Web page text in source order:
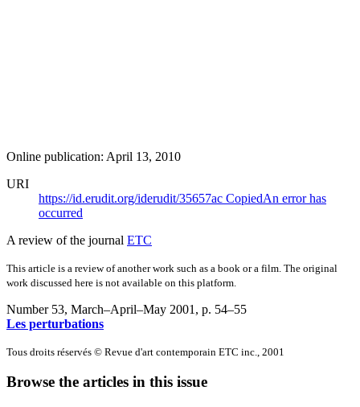
Online publication: April 13, 2010
URI
https://id.erudit.org/iderudit/35657ac CopiedAn error has
occurred
A review of the journal ETC
This article is a review of another work such as a book or a film. The original
work discussed here is not available on this platform.
Number 53, March–April–May 2001 , p. 54–55
Les perturbations
Tous droits réservés © Revue d'art contemporain ETC inc., 2001
Browse the articles in this issue